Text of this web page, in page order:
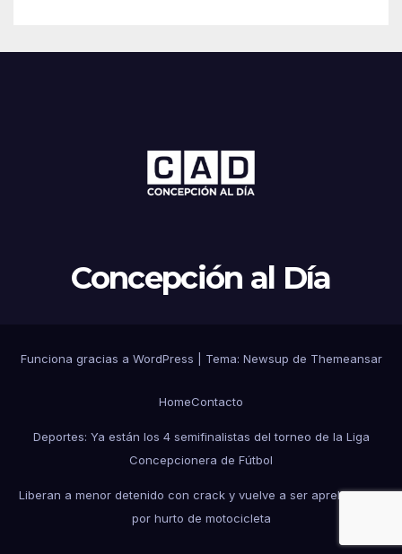
Concepción al Día
Funciona gracias a WordPress Tema: Newsup de Themeansar
HomeContacto
Deportes: Ya están los 4 semifinalistas del torneo de la Liga
Concepcionera de Fútbol
Liberan a menor detenido con crack y vuelve a ser aprehendido
por hurto de motocicleta